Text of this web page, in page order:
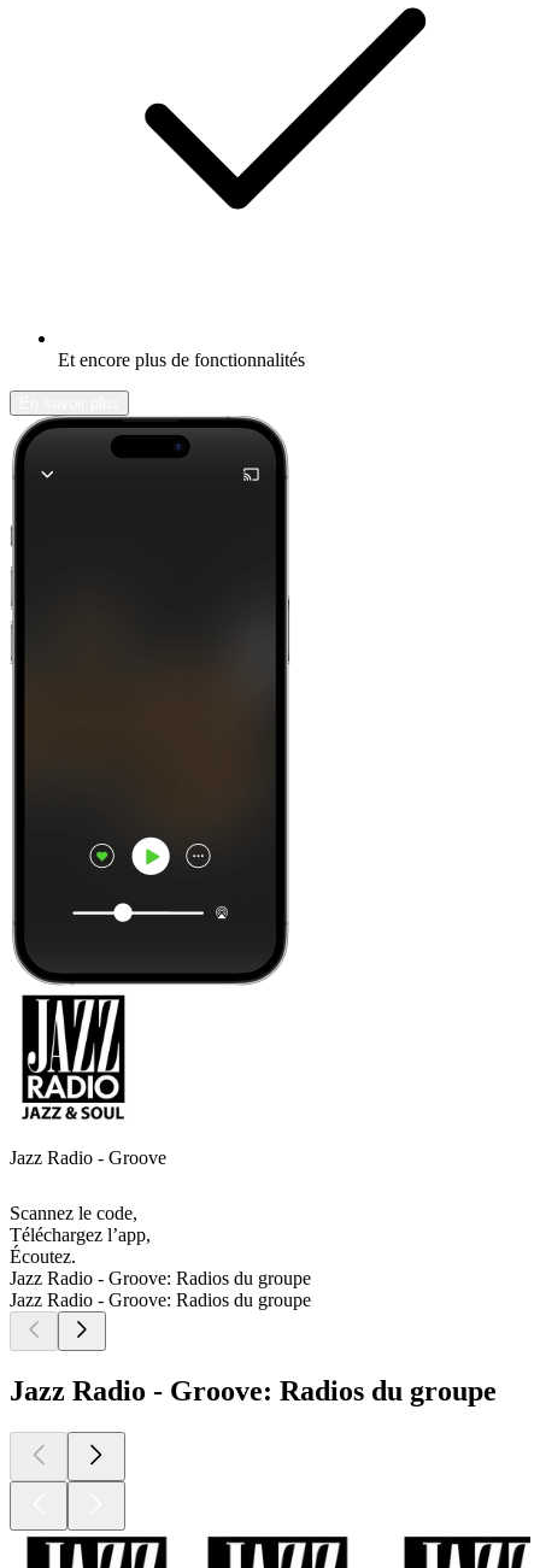
Et encore plus de fonctionnalités
Jazz Radio - Groove
Scannez le code,
Téléchargez l’app,
Écoutez.
Jazz Radio - Groove: Radios du groupe
Jazz Radio - Groove: Radios du groupe
Jazz Radio - Groove: Radios du groupe